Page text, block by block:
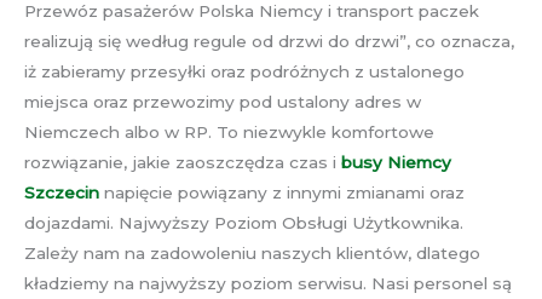
Przewóz pasażerów Polska Niemcy i transport paczek
realizują się według regule od drzwi do drzwi”, co oznacza,
iż zabieramy przesyłki oraz podróżnych z ustalonego
miejsca oraz przewozimy pod ustalony adres w
Niemczech albo w RP. To niezwykle komfortowe
rozwiązanie, jakie zaoszczędza czas i busy Niemcy
Szczecin napięcie powiązany z innymi zmianami oraz
dojazdami. Najwyższy Poziom Obsługi Użytkownika.
Zależy nam na zadowoleniu naszych klientów, dlatego
kładziemy na najwyższy poziom serwisu. Nasi personel są